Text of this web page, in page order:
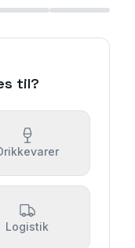
til?
Logistik